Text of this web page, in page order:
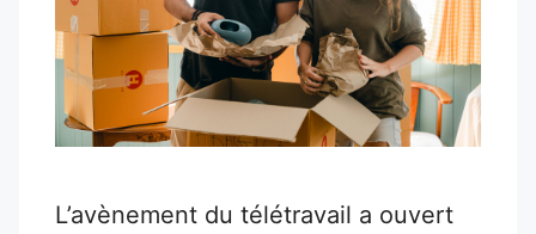
L’avènement du télétravail a ouvert